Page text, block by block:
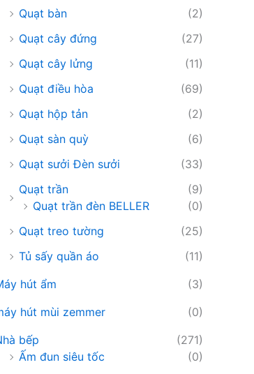
Quạt bàn
(2)
Quạt cây đứng
(27)
Quạt cây lửng
(11)
Quạt điều hòa
(69)
Quạt hộp tản
(2)
Quạt sàn quỳ
(6)
Quạt sưởi Đèn sưởi
(33)
Quạt trần
(9)
Quạt trần đèn BELLER
(0)
Quạt treo tường
(25)
Tủ sấy quần áo
(11)
hút ẩm
(3)
hút mùi zemmer
(0)
bếp
(271)
Ấm đun siêu tốc
(0)